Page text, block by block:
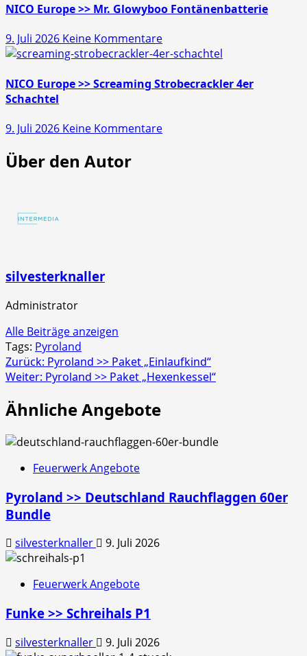
>>
10er
Schachtel
NICO Europe >> Mr. Glowyboo Fontänenbatterie
9. Juli 2026 Keine Kommentarezu
NICO
>>
Fontänenbatterie
NICO Europe >> Screaming Strobecrackler 4er
Schachtel
9. Juli 2026 Keine Kommentarezu
Über den Autor
silvesterknaller
Administrator
Alle Beiträge anzeigen
Tags: Pyroland
Beitragsnavigation
Zurück: Pyroland >> Paket „Einlaufkind“
Weiter: Pyroland >> Paket „Hexenkessel“
Ähnliche Angebote
Feuerwerk Angebote
Pyroland >> Deutschland Rauchflaggen 60er
Bundle
silvesterknaller 9. Juli 2026
Feuerwerk Angebote
Funke >> Schreihals P1
silvesterknaller 9. Juli 2026